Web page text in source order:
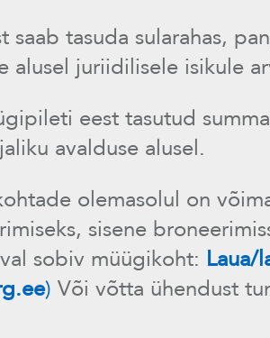
tasuda sularahas,
alusel juriidilisele isikule
eest tasutud
avalduse alusel.
olemasolul on
sisene
sobiv müügikoht: Laua/
) Või võtta ühendust